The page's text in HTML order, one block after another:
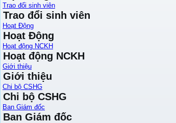
Trao đổi sinh viên
Trao đổi sinh viên
Hoạt Động
Hoạt Động
Hoạt động NCKH
Hoạt động NCKH
Giới thiệu
Giới thiệu
Chi bộ CSHG
Chi bộ CSHG
Ban Giám đốc
Ban Giám đốc